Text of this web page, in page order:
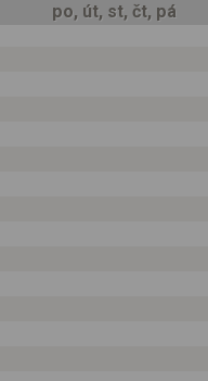
po, út, st, čt, pá